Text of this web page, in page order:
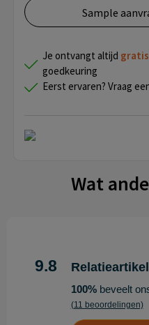
Sample
Je ontvangt altijd gratis
goedkeuring
Eerst ervaren? Vraag
Wat
9.8 Relatieartikel
100%beveelt
(11 beoordelingen)